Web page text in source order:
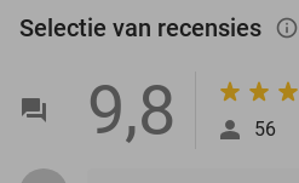
Selectie van recensies
9,8 56